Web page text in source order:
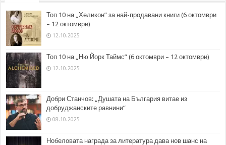
Топ 10 на „Хеликон” за най-продавани книги (6 октомври
– 12 октомври)
12.10.2025
Топ 10 на „Ню Йорк Таймс” (6 октомври – 12 октомври)
12.10.2025
Добри Станчов: „Душата на България витае из
добруджанските равнини“
08.10.2025
Нобеловата награда за литература дава нов шанс на